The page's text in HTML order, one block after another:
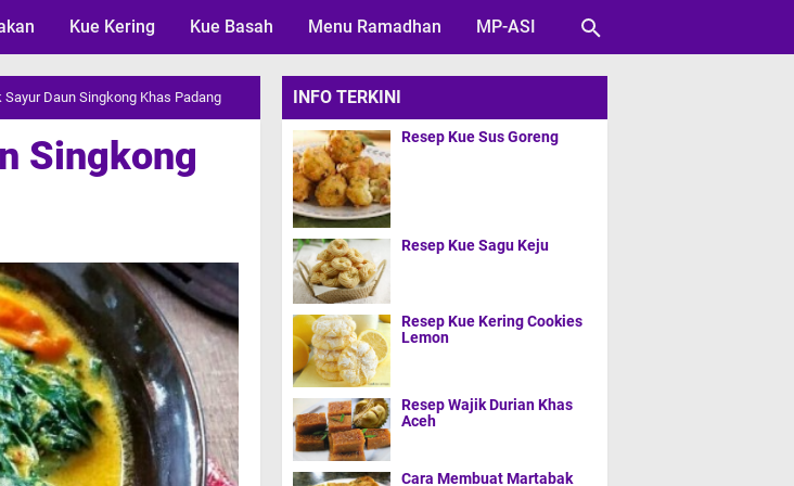
to main content
Kue Kering Kue Basah Menu Ramadhan MP-ASI
Daun Singkong Khas Padang
Singkong
INFO TERKINI
Resep Kue Sus Goreng
Resep Kue Sagu Keju
Resep Kue Kering Cookies
Lemon
Resep Wajik Durian Khas
Aceh
Cara Membuat Martabak